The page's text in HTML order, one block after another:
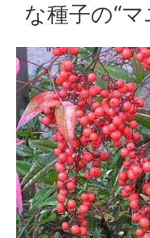
な種子の“